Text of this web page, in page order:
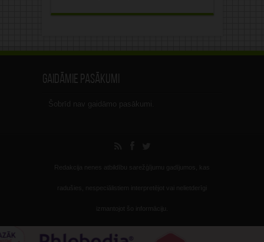
Gaidāmie pasākumi
Šobrīd nav gaidāmo pasākumi.
Redakcija nenes atbildību sarežģījumu gadījumos, kas